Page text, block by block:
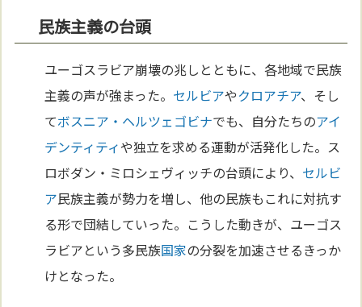
民族主義の台頭
ユーゴスラビア崩壊の兆しとともに、各地域で民族
主義の声が強まった。 セルビアやクロアチア、そし
てボスニア・ヘルツェゴビナでも、自分たちのアイ
デンティティや独立を求める運動が活発化した。ス
ロボダン・ミロシェヴィッチの台頭により、 セルビ
ア民族主義が勢力を増し、他の民族もこれに対抗す
る形で団結していった。こうした動きが、ユーゴス
ラビアという多民族国家の分裂を加速させるきっか
けとなった。